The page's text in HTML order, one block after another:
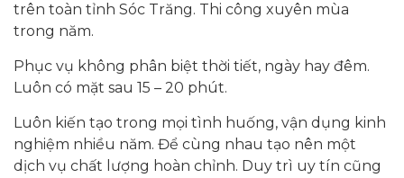
trên toàn tỉnh Sóc Trăng. Thi công xuyên mùa
trong năm.
Phục vụ không phân biệt thời tiết, ngày hay đêm.
Luôn có mặt sau 15 – 20 phút.
Luôn kiến tạo trong mọi tình huống, vận dụng kinh
nghiệm nhiều năm. Để cùng nhau tạo nên một
dịch vụ chất lượng hoàn chỉnh. Duy trì uy tín cũng